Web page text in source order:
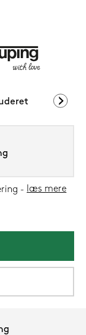
læs mere